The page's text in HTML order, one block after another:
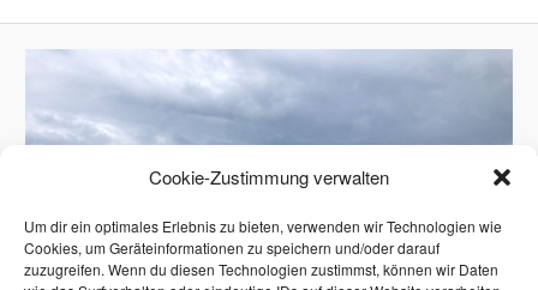
Cookie-Zustimmung verwalten
Um dir ein optimales Erlebnis zu bieten, verwenden wir Technologien wie
Cookies, um Geräteinformationen zu speichern und/oder darauf
zuzugreifen. Wenn du diesen Technologien zustimmst, können wir Daten